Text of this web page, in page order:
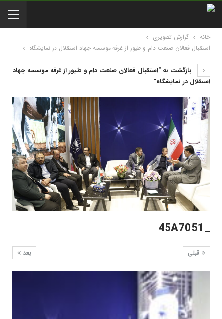
خانه
گزارش تصویری
استقبال فعالان صنعت دام و طیور از غرفه موسسه جهاد استقلال در نمایشگاه
بازگشت به "استقبال فعالان صنعت دام و طیور از غرفه موسسه جهاد
استقلال در نمایشگاه"
_45A7051
بعد قبلی